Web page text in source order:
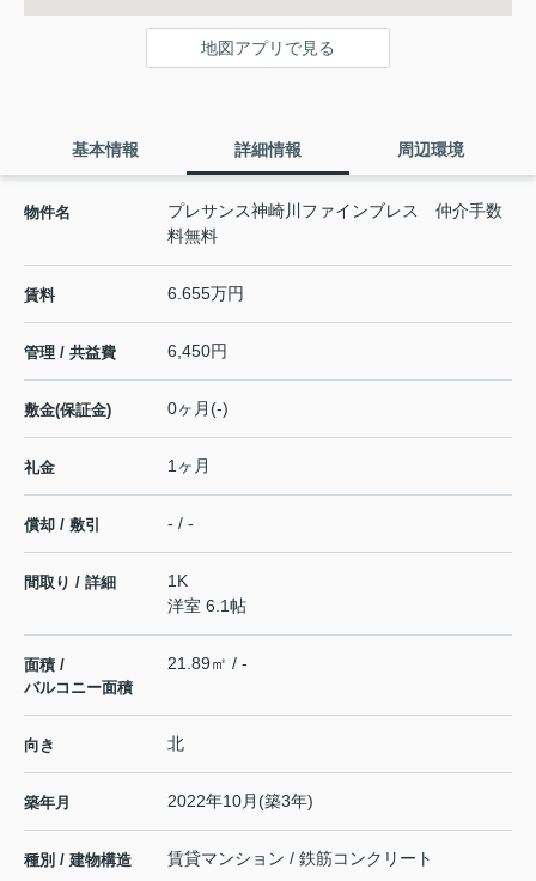
地図アプリで見る
基本情報 詳細情報 周辺環境
物件名
プレサンス神崎川ファインブレス 仲介手数
料無料
賃料 6.655万円
管理 / 共益費 6,450円
敷金(保証金) 0ヶ月(-)
礼金 1ヶ月
償却 / 敷引 - / -
間取り / 詳細
1K
洋室 6.1帖
面積 /
バルコニー面積
21.89㎡ / -
向き 北
築年月 2022年10月(築3年)
種別 / 建物構造 賃貸マンション / 鉄筋コンクリート